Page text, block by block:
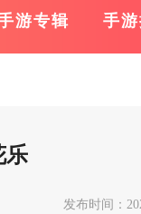
游专辑 手
乐
发布时间：